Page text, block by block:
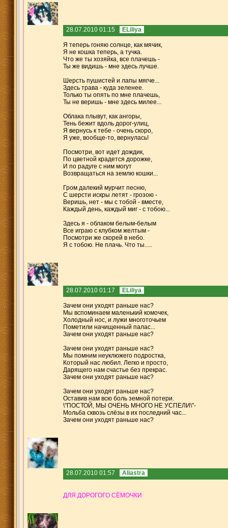
28.07.2010 01:15 ELiliya
Я теперь гоняю солнце, как мячик,
Я не кошка теперь, а тучка.
Что же ты хозяйка, все плачешь -
Ты же видишь - мне здесь лучше.
Шерсть пушистей и лапы мягче...
Здесь трава - куда зеленее.
Только ты опять по мне плачешь,
Ты не веришь - мне здесь милее...
Облака плывут, как ангоры,
Тень бежит вдоль дорог-улиц,
Я вернусь к тебе - очень скоро,
Я уже, вообще-то, вернулась!
Посмотри, вот идет дождик,
По цветной крадется дорожке,
И по радуге с ним могут
Возвращаться на землю кошки...
Гром далекий мурчит песню,
С шерсти искры летят - грозою -
Веришь, нет - мы с тобой - вместе,
Каждый день, каждый миг - с тобою...
Здесь я - облаком белым-белым
Все играю с клубком желтым -
Посмотри же скорей в небо.
Я с тобою. Не плачь. Что ты.....
28.07.2010 01:17 ELiliya
Зачем они уходят раньше нас?
Мы вспоминаем маленький комочек,
Холодный нос, и лужи многоточьем
Пометили начищенный палас...
Зачем они уходят раньше нас?
Зачем они уходят раньше нас?
Мы помним неуклюжего подростка,
Который нас любил. Легко и просто,
Дарящего нам счастье без прекрас.
Зачем они уходят раньше нас?
Зачем они уходят раньше нас?
Оставив нам всю боль земной потери.
\"ПОСТОЙ, МЫ ОЧЕНЬ МНОГО НЕ УСПЕЛИ\"-
Мольба сквозь слёзы в их последний час...
Зачем они уходят раньше нас?
28.07.2010 01:57 Aliastra
.......
ДЛЯ ДОРОГОГО СЁМОЧКИ